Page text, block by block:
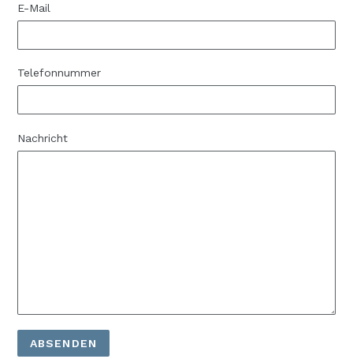
E-Mail
Telefonnummer
Nachricht